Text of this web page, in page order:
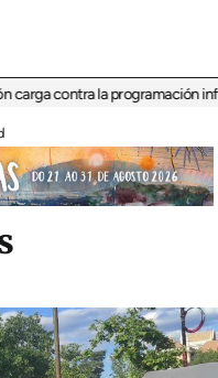
la programación infantil